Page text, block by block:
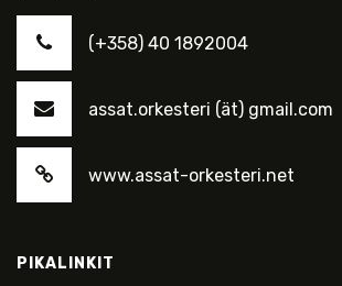
(+358) 40 1892004
assat.orkesteri (ät) gmail.com
www.assat-orkesteri.net
PIKALINKIT